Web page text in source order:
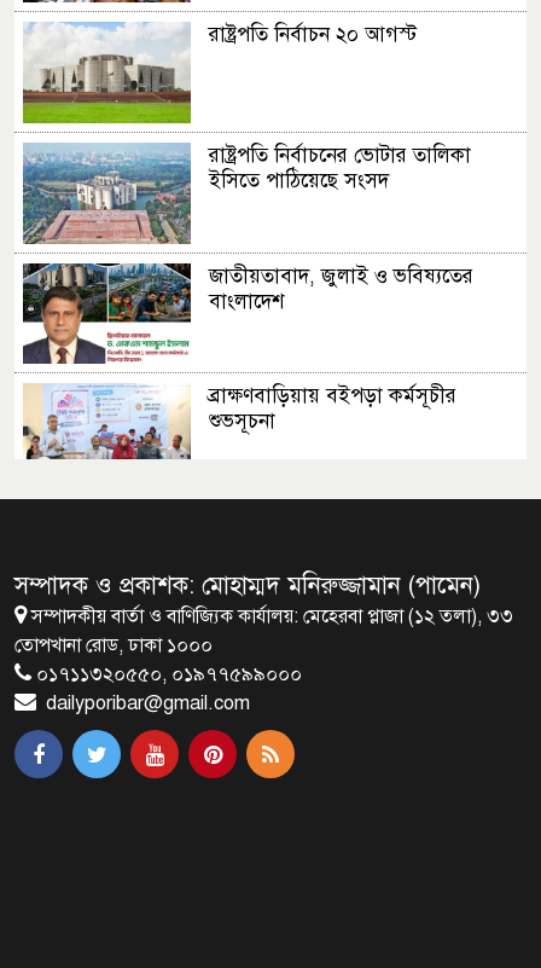
রাষ্ট্রপতি নির্বাচন ২০ আগস্ট
রাষ্ট্রপতি নির্বাচনের ভোটার তালিকা
ইসিতে পাঠিয়েছে সংসদ
জাতীয়তাবাদ, জুলাই ও ভবিষ্যতের
বাংলাদেশ
ব্রাক্ষণবাড়িয়ায় বইপড়া কর্মসূচীর
শুভসূচনা
৪ বিয়ের পর অন্য নারীর ঘরে জামায়াত
সমর্থক!
প্রধানমন্ত্রীর সঙ্গে সাক্ষাৎ সৌদি আরবের
উপ পররাষ্ট্রমন্ত্রীর
সম্পাদক ও প্রকাশক: মোহাম্মদ মনিরুজ্জামান (পামেন)
সম্পাদকীয় বার্তা ও বাণিজ্যিক কার্যালয়: মেহেরবা প্লাজা (১২ তলা), ৩৩
তোপখানা রোড, ঢাকা ১০০০
০১৭১১৩২০৫৫০, ০১৯৭৭৫৯৯০০০
dailyporibar@gmail.com